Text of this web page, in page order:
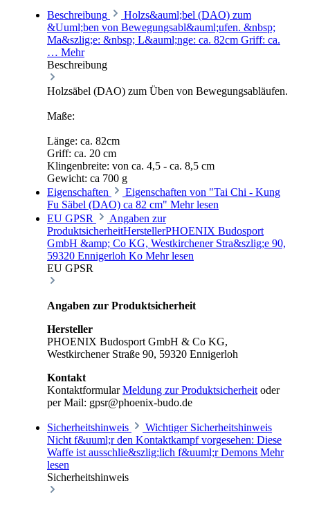
Beschreibung
Holzs&auml;bel (DAO) zum
&Uuml;ben von Bewegungsabl&auml;ufen. &nbsp;
Ma&szlig;e: &nbsp; L&auml;nge: ca. 82cm Griff: ca.
… Mehr
Beschreibung
Holzsäbel (DAO) zum Üben von Bewegungsabläufen.
Maße:
Länge: ca. 82cm
Griff: ca. 20 cm
Klingenbreite: von ca. 4,5 - ca. 8,5 cm
Gewicht: ca 700 g
Eigenschaften
Eigenschaften von "Tai Chi - Kung
Fu Säbel (DAO) ca 82 cm" Mehr lesen
EU GPSR
Angaben zur
ProduktsicherheitHerstellerPHOENIX Budosport
GmbH &amp; Co KG, Westkirchener Stra&szlig;e 90,
59320 Ennigerloh Ko Mehr lesen
EU GPSR
Angaben zur Produktsicherheit
Hersteller
PHOENIX Budosport GmbH & Co KG,
Westkirchener Straße 90, 59320 Ennigerloh
Kontakt
KontaktformularMeldung zur Produktsicherheit oder
per Mail: gpsr@phoenix-budo.de
Sicherheitshinweis
Wichtiger Sicherheitshinweis
Nicht f&uuml;r den Kontaktkampf vorgesehen: Diese
Waffe ist ausschlie&szlig;lich f&uuml;r Demons Mehr
lesen
Sicherheitshinweis